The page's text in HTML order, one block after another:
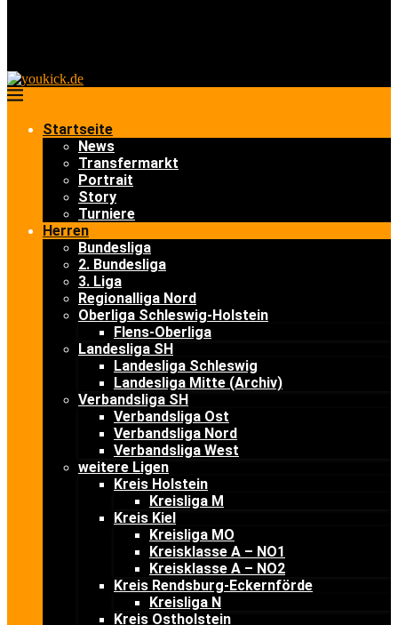
Startseite
News
Transfermarkt
Portrait
Story
Turniere
Herren
Bundesliga
2. Bundesliga
3. Liga
Regionalliga Nord
Oberliga Schleswig-Holstein
Flens-Oberliga
Landesliga SH
Landesliga Schleswig
Landesliga Mitte (Archiv)
Verbandsliga SH
Verbandsliga Ost
Verbandsliga Nord
Verbandsliga West
weitere Ligen
Kreis Holstein
Kreisliga M
Kreis Kiel
Kreisliga MO
Kreisklasse A – NO1
Kreisklasse A – NO2
Kreis Rendsburg-Eckernförde
Kreisliga N
Kreis Ostholstein